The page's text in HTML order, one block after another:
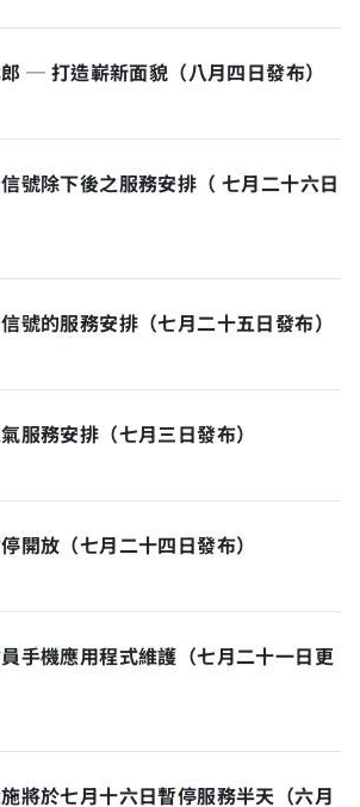
─ 打造嶄新面貌（八月四日發布）
號除下後之服務安排（ 七月二十六日
號的服務安排（七月二十五日發布）
服務安排（七月三日發布）
開放（七月二十四日發布）
手機應用程式維護（七月二十一日更
將於七月十六日暫停服務半天（六月